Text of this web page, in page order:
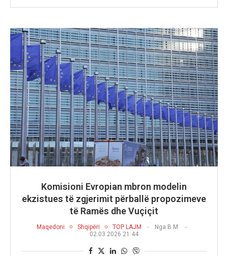
Komisioni Evropian mbron modelin
ekzistues të zgjerimit përballë propozimeve
të Ramës dhe Vuçiçit
Maqedoni Shqipëri TOP LAJM Nga B.M
02.03.2026 21:44